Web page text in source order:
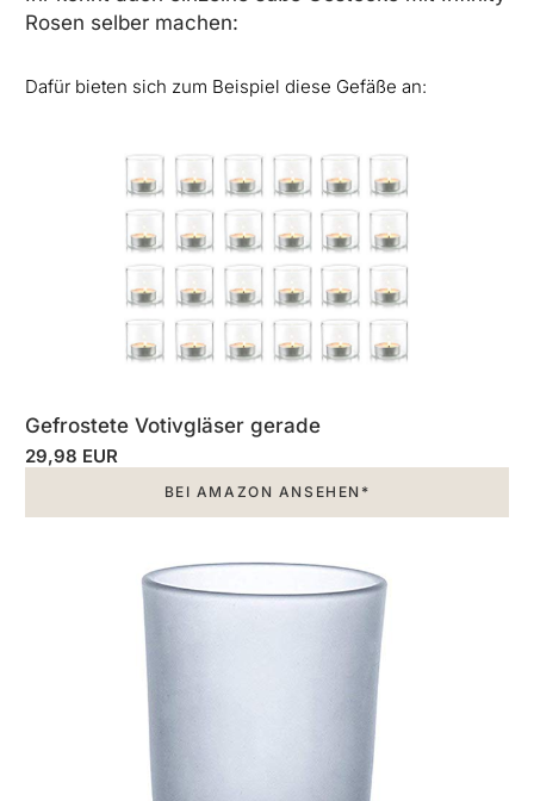
Rosen selber machen:
Dafür bieten sich zum Beispiel diese Gefäße an:
Gefrostete Votivgläser gerade
29,98 EUR
BEI AMAZON ANSEHEN*